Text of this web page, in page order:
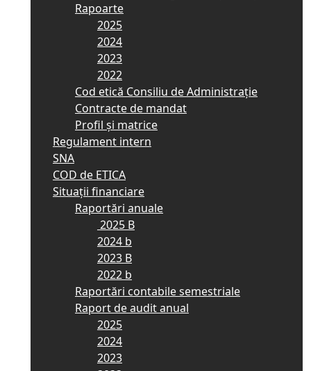
Rapoarte
2025
2024
2023
2022
Cod etică Consiliu de Administrație
Contracte de mandat
Profil și matrice
Regulament intern
SNA
COD de ETICA
Situații financiare
Raportări anuale
2025 B
2024 b
2023 B
2022 b
Raportări contabile semestriale
Raport de audit anual
2025
2024
2023